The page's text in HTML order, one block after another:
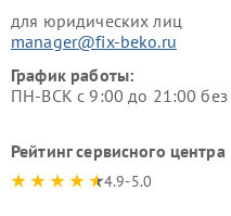
для юридических лиц
manager@fix-beko.ru
График работы:
ПН-ВСК с 9:00 до 21:00
Рейтинг сервисного центра
4.9-5.0